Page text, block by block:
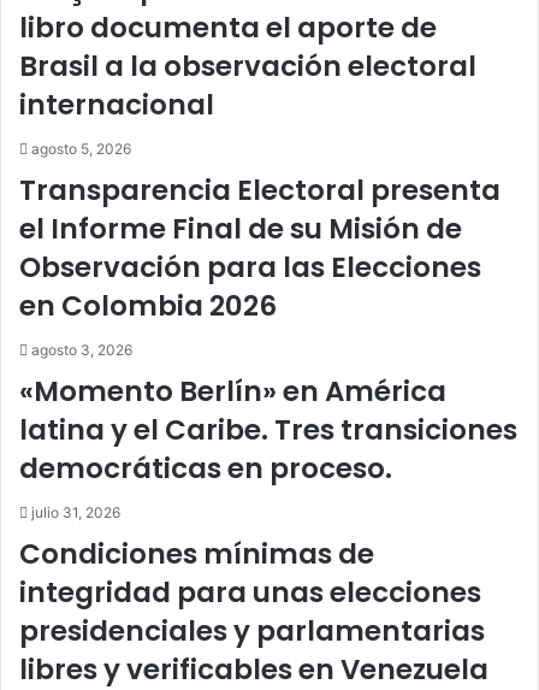
libro documenta el aporte de
Brasil a la observación electoral
internacional
agosto 5, 2026
Transparencia Electoral presenta
el Informe Final de su Misión de
Observación para las Elecciones
en Colombia 2026
agosto 3, 2026
«Momento Berlín» en América
latina y el Caribe. Tres transiciones
democráticas en proceso.
julio 31, 2026
Condiciones mínimas de
integridad para unas elecciones
presidenciales y parlamentarias
libres y verificables en Venezuela